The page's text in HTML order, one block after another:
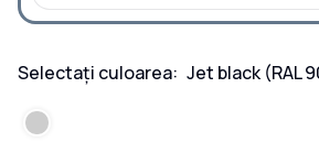
Selectați culoarea: Jet black(RAL